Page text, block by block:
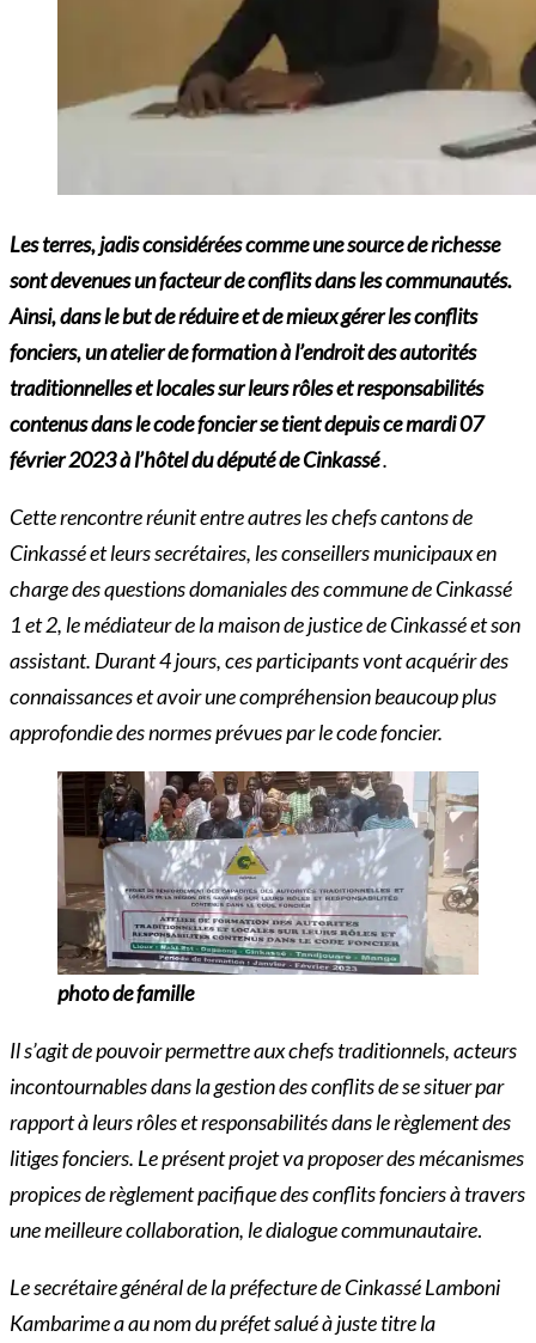
Les terres, jadis considérées comme une source de richesse
sont devenues un facteur de conflits dans les communautés.
Ainsi, dans le but de réduire et de mieux gérer les conflits
fonciers, un atelier de formation à l’endroit des autorités
traditionnelles et locales sur leurs rôles et responsabilités
contenus dans le code foncier se tient depuis ce mardi 07
février 2023 à l’hôtel du député de Cinkassé.
Cette rencontre réunit entre autres les chefs cantons de
Cinkassé et leurs secrétaires, les conseillers municipaux en
charge des questions domaniales des commune de Cinkassé
1 et 2, le médiateur de la maison de justice de Cinkassé et son
assistant. Durant 4 jours, ces participants vont acquérir des
connaissances et avoir une compréhension beaucoup plus
approfondie des normes prévues par le code foncier.
photo de famille
Il s’agit de pouvoir permettre aux chefs traditionnels, acteurs
incontournables dans la gestion des conflits de se situer par
rapport à leurs rôles et responsabilités dans le règlement des
litiges fonciers. Le présent projet va proposer des mécanismes
propices de règlement pacifique des conflits fonciers à travers
une meilleure collaboration, le dialogue communautaire.
Le secrétaire général de la préfecture de Cinkassé Lamboni
Kambarimea au nom du préfet salué à juste titre la